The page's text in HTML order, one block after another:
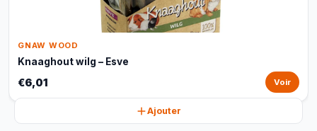
GNAW WOOD
Knaaghout wilg – Esve
€6,01 Voir
Ajouter